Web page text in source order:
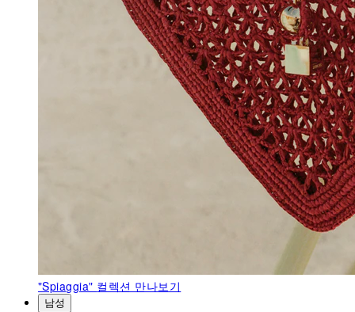
"Spiaggia" 컬렉션 만나보기
남성